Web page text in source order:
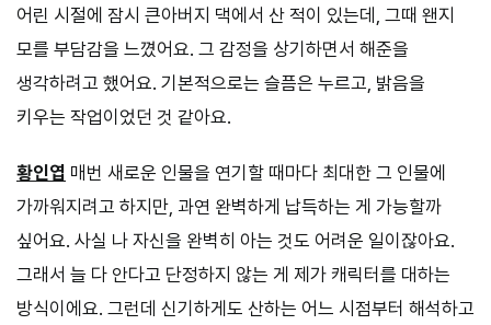
어린 시절에 잠시 큰아버지 댁에서 산 적이 있는데, 그때 왠지
모를 부담감을 느꼈어요. 그 감정을 상기하면서 해준을
생각하려고 했어요. 기본적으로는 슬픔은 누르고, 밝음을
키우는 작업이었던 것 같아요.
황인엽 매번 새로운 인물을 연기할 때마다 최대한 그 인물에
가까워지려고 하지만, 과연 완벽하게 납득하는 게 가능할까
싶어요. 사실 나 자신을 완벽히 아는 것도 어려운 일이잖아요.
그래서 늘 다 안다고 단정하지 않는 게 제가 캐릭터를 대하는
방식이에요. 그런데 신기하게도 산하는 어느 시점부터 해석하고